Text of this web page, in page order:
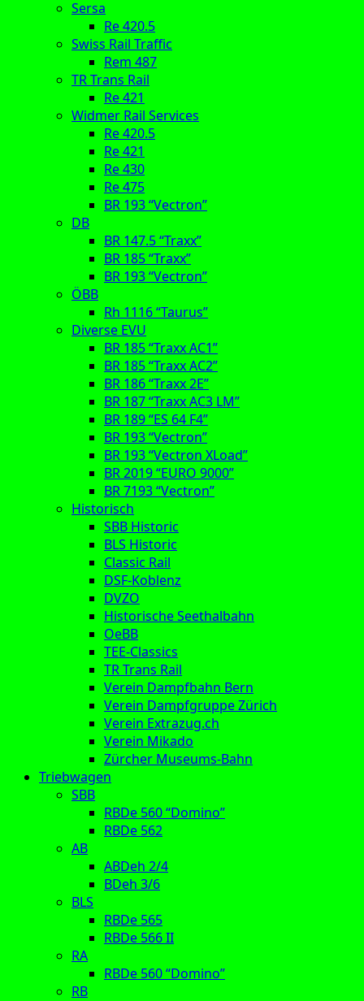
Sersa
Re 420.5
Swiss Rail Traffic
Rem 487
TR Trans Rail
Re 421
Widmer Rail Services
Re 420.5
Re 421
Re 430
Re 475
BR 193 “Vectron”
DB
BR 147.5 “Traxx”
BR 185 “Traxx”
BR 193 “Vectron”
ÖBB
Rh 1116 “Taurus”
Diverse EVU
BR 185 “Traxx AC1”
BR 185 “Traxx AC2”
BR 186 “Traxx 2E”
BR 187 “Traxx AC3 LM”
BR 189 “ES 64 F4”
BR 193 “Vectron”
BR 193 “Vectron XLoad”
BR 2019 “EURO 9000”
BR 7193 “Vectron”
Historisch
SBB Historic
BLS Historic
Classic Rail
DSF-Koblenz
DVZO
Historische Seethalbahn
OeBB
TEE-Classics
TR Trans Rail
Verein Dampfbahn Bern
Verein Dampfgruppe Zürich
Verein Extrazug.ch
Verein Mikado
Zürcher Museums-Bahn
Triebwagen
SBB
RBDe 560 “Domino”
RBDe 562
AB
ABDeh 2/4
BDeh 3/6
BLS
RBDe 565
RBDe 566 II
RA
RBDe 560 “Domino”
RB